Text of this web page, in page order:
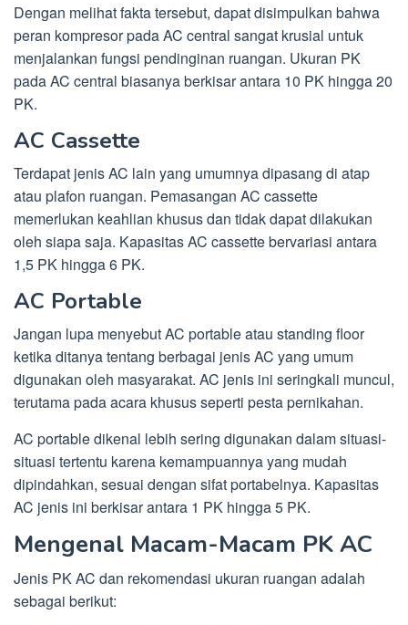
Dengan melihat fakta tersebut, dapat disimpulkan bahwa
peran kompresor pada AC central sangat krusial untuk
menjalankan fungsi pendinginan ruangan. Ukuran PK
pada AC central biasanya berkisar antara 10 PK hingga 20
PK.
AC Cassette
Terdapat jenis AC lain yang umumnya dipasang di atap
atau plafon ruangan. Pemasangan AC cassette
memerlukan keahlian khusus dan tidak dapat dilakukan
oleh siapa saja. Kapasitas AC cassette bervariasi antara
1,5 PK hingga 6 PK.
AC Portable
Jangan lupa menyebut AC portable atau standing floor
ketika ditanya tentang berbagai jenis AC yang umum
digunakan oleh masyarakat. AC jenis ini seringkali muncul,
terutama pada acara khusus seperti pesta pernikahan.
AC portable dikenal lebih sering digunakan dalam situasi-
situasi tertentu karena kemampuannya yang mudah
dipindahkan, sesuai dengan sifat portabelnya. Kapasitas
AC jenis ini berkisar antara 1 PK hingga 5 PK.
Mengenal Macam-Macam PK AC
Jenis PK AC dan rekomendasi ukuran ruangan adalah
sebagai berikut: